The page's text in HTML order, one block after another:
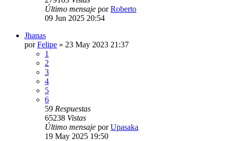
Último mensaje porRoberto
09 Jun 2025 20:54
Jhanas
porFelipe » 23 May 2023 21:37
1
2
3
4
5
6
59 Respuestas
65238 Vistas
Último mensaje porUpasaka
19 May 2025 19:50